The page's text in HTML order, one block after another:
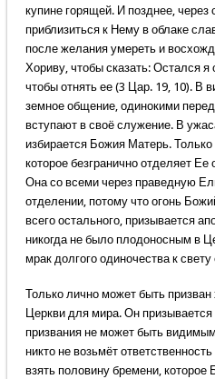
купине горящей. И позднее,
приблизиться к Нему в облаке
после желания умереть и
Хориву, чтобы сказать: Остался
чтобы отнять ее (3 Цар. 19, 10). В
земное общение, одинокими
вступают в своё служение. В
избирается Божия Матерь. Только
которое безгранично отделяет Ее
Она со всеми через праведную
отделении, потому что огонь
всего остального, призывается
никогда не было плодоносным в
мрак долгого одиночества к
Только лично может быть
Церкви для мира. Он призывается
призвания не может быть
никто не возьмёт
взять половину бремени, которое